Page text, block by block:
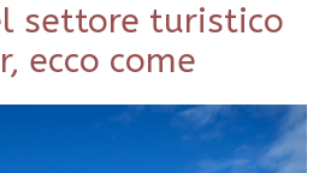
settore turistico
ecco come